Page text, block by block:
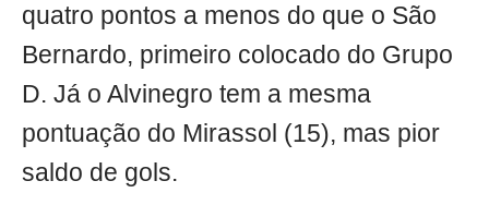
quatro pontos a menos do que o São
Bernardo, primeiro colocado do Grupo
D. Já o Alvinegro tem a mesma
pontuação do Mirassol (15), mas pior
saldo de gols.